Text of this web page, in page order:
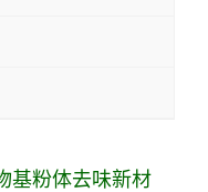
基粉体去味新材